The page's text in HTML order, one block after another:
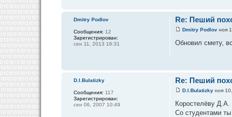
Re: Пеший
Dmitry Podlov ноя
Обновил смету,
Dmitry Podlov
Сообщения: 12
Зарегистрирован:
сен 11, 2013 16:31
Re: Пеший
D.I.Bulatizky ноя
Коростелёву Д.А.
Со студентами
D.I.Bulatizky
Сообщения: 117
Зарегистрирован:
сен 06, 2007 10:49